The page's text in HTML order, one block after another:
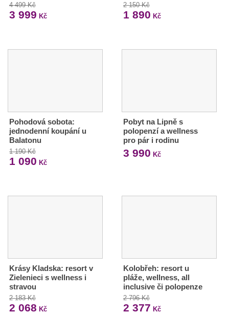
4 499 Kč
3 999 Kč
2 150 Kč
1 890 Kč
Pohodová sobota:
jednodenní koupání u
Balatonu
1 190 Kč
1 090 Kč
Pobyt na Lipně s
polopenzí a wellness
pro pár i rodinu
3 990 Kč
Krásy Kladska: resort v
Zielenieci s wellness i
stravou
2 183 Kč
2 068 Kč
Kolobřeh: resort u
pláže, wellness, all
inclusive či polopenze
2 796 Kč
2 377 Kč